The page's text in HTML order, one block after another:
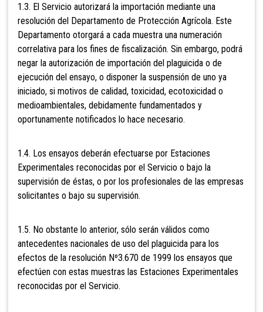
1.3. El Servicio autorizará la importación mediante una
resolución del Departamento de Protección Agrícola. Este
Departamento otorgará a cada muestra una numeración
correlativa para los fines de fiscalización. Sin embargo, podrá
negar la autorización de importación del plaguicida o de
ejecución del ensayo, o disponer la suspensión de uno ya
iniciado, si motivos de calidad, toxicidad, ecotoxicidad o
medioambientales, debidamente fundamentados y
oportunamente notificados lo hace necesario.
1.4. Los ensayos deberán efectuarse por Estaciones
Experimentales reconocidas por el Servicio o bajo la
supervisión de éstas, o por los profesionales de las empresas
solicitantes o bajo su supervisión.
1.5. No obstante lo anterior, sólo serán válidos como
antecedentes nacionales de uso del plaguicida para los
efectos de la resolución Nº3.670 de 1999 los ensayos que
efectúen con estas muestras las Estaciones Experimentales
reconocidas por el Servicio.